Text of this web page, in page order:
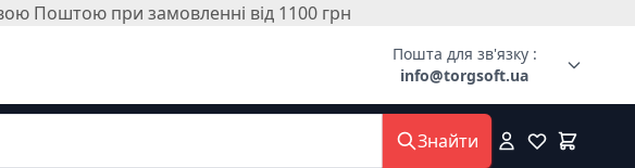
Поштою при замовленні від 1100 грн
Пошта для зв'язку :
info@torgsoft.ua
Знайти